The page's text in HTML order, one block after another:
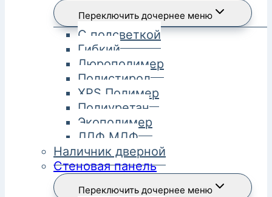
Переключить дочернее меню
С подсветкой
Гибкий
Дюрополимер
Полистирол
XPS Полимер
Полиуретан
Экополимер
ЛДФ МДФ
Наличник дверной
Стеновая панель
Переключить дочернее меню